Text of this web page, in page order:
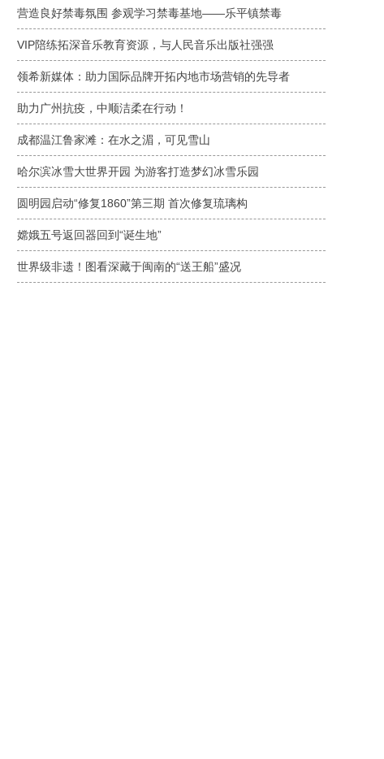
营造良好禁毒氛围 参观学习禁毒基地——乐平镇禁毒
VIP陪练拓深音乐教育资源，与人民音乐出版社强强
领希新媒体：助力国际品牌开拓内地市场营销的先导者
助力广州抗疫，中顺洁柔在行动！
成都温江鲁家滩：在水之湄，可见雪山
哈尔滨冰雪大世界开园 为游客打造梦幻冰雪乐园
圆明园启动“修复1860”第三期 首次修复琉璃构
嫦娥五号返回器回到“诞生地”
世界级非遗！图看深藏于闽南的“送王船”盛况